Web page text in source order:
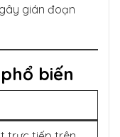
, gây gián đoạn
biến